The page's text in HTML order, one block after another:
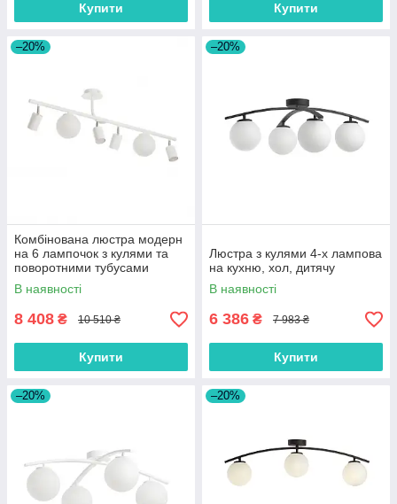
Купити Купити
–20%
Комбінована люстра модерн
на 6 лампочок з кулями та
поворотними тубусами
В наявності
8 408 ₴ 10 510 ₴
Купити
–20%
Люстра з кулями 4-х лампова
на кухню, хол, дитячу
В наявності
6 386 ₴ 7 983 ₴
Купити
–20% –20%